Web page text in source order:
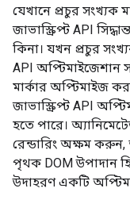
যেখানে প্রচুর সংখ্যক
জাভাস্ক্রিপ্ট API
কিনা। যখন প্রচুর
API অপ্টিমাইজেশান
মার্কার অপ্টিমাইজ
জাভাস্ক্রিপ্ট API
হতে পারে।
রেন্ডারিং অক্ষম করুন,
পৃথক DOM উপাদান
উদাহরণ একটি